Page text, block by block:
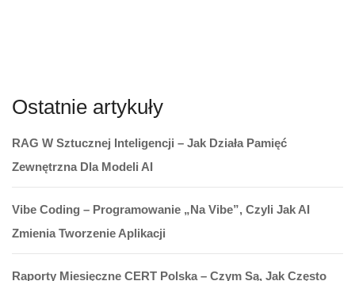
Ostatnie artykuły
RAG W Sztucznej Inteligencji – Jak Działa Pamięć
Zewnętrzna Dla Modeli AI
Vibe Coding – Programowanie „na Vibe”, Czyli Jak AI
Zmienia Tworzenie Aplikacji
Raporty Miesięczne CERT Polska – Czym Są, Jak Często